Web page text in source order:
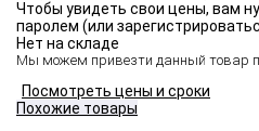
Чтобы увидеть свои цены, вам
паролем (или
Нет на складе
Мы можем привезти данный товар
Посмотреть цены и сроки
Похожие товары